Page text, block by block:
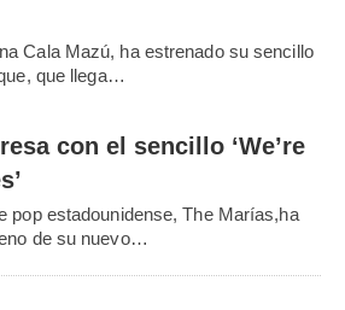
Cala Mazú, ha estrenado su sencillo
que llega…
con el sencillo ‘We’re
pop estadounidense, The Marías,ha
de su nuevo…